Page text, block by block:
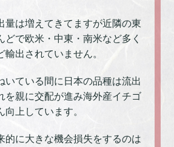
量は増えてきてますが近隣の東
どで欧米・中東・南米など多く
出されていません。
いている間に日本の品種は流出
を親に交配が進み海外産イチゴ
上しています。
的に大きな機会損失をするのは